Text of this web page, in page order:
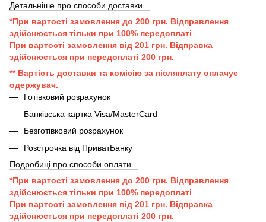
Детальніше про способи доставки...
*При вартості замовлення до 200 грн. Відправлення
здійснюється тільки при 100% передоплаті
При вартості замовлення від 201 грн. Відправка
здійснюється при передоплаті 200 грн.
** Вартість доставки та комісію за післяплату оплачує
одержувач.
Готівковий розрахунок
Банківська картка Visa/MasterCard
Безготівковий розрахунок
Розстрочка від ПриватБанку
Подробиці про способи оплати...
*При вартості замовлення до 200 грн. Відправлення
здійснюється тільки при 100% передоплаті
При вартості замовлення від 201 грн. Відправка
здійснюється при передоплаті 200 грн.